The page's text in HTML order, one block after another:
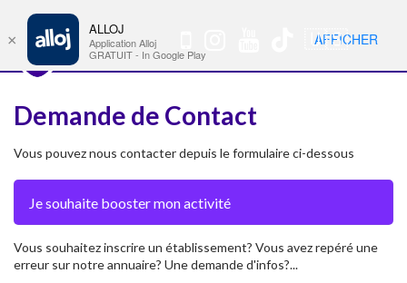
🇺🇸 Nav
Demande de Contact
Vous pouvez nous contacter depuis le formulaire ci-dessous
Vous souhaitez inscrire un établissement? Vous avez repéré une
erreur sur notre annuaire? Une demande d'infos?...
×
ALLOJ
Application Alloj
GRATUIT - In Google Play
AFFICHER